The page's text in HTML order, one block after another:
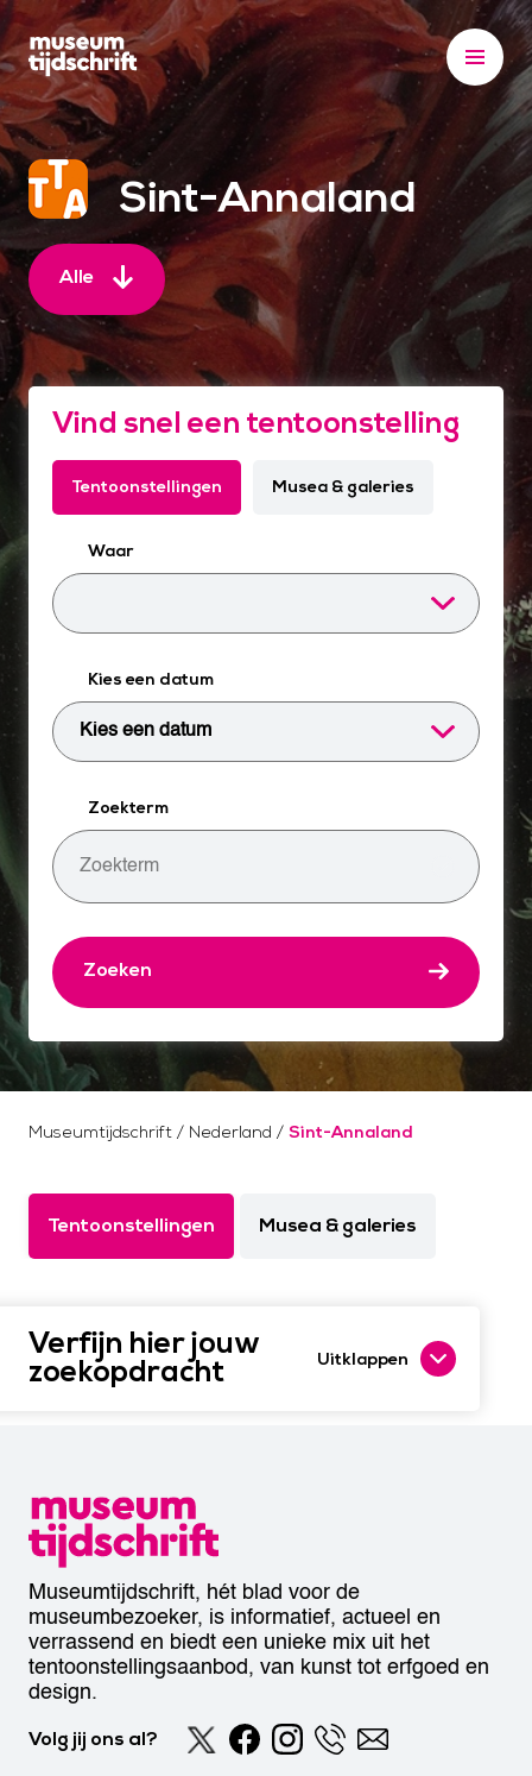
S
k
i
p
t
o
o
n
t
n
t
Sint-Annaland
Alle
Vind snel een tentoonstelling
Tentoonstellingen Musea & galeries
Waar
Kies een datum
Zoekterm
Zoeken
Museumtijdschrift / Nederland / Sint-Annaland
Tentoonstellingen Musea & galeries
Verfijn hier jouw
zoekopdracht Uitklappen
Museumtijdschrift, hét blad voor de
museumbezoeker, is informatief, actueel en
verrassend en biedt een unieke mix uit het
tentoonstellingsaanbod, van kunst tot erfgoed en
design.
Volg jij ons al?